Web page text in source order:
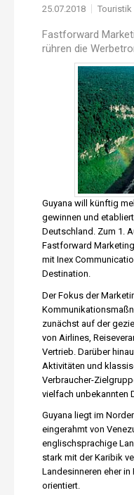
25.07.2018 Touristik
Fastforward
rühren die
Guyana will künftig
gewinnen und
Deutschland. Zum 1.
Fastforward
mit Inex
Destination.
Der Fokus der
zunächst auf der
von Airlines,
Vertrieb. Darüber
Aktivitäten und
Verbraucher-
vielfach unbekannten
Guyana liegt im
eingerahmt von
englischsprachige
stark mit der Karibik
Landesinneren eher
orientiert.